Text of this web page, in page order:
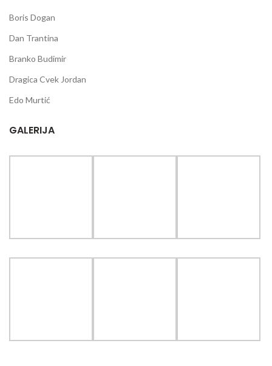
Boris Dogan
Dan Trantina
Branko Budimir
Dragica Cvek Jordan
Edo Murtić
GALERIJA